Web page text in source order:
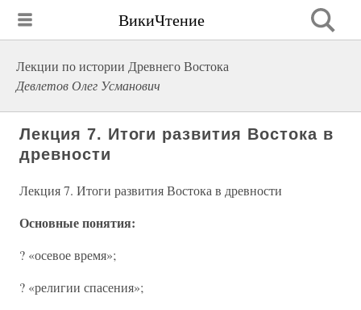
ВикиЧтение
Лекции по истории Древнего Востока
Девлетов Олег Усманович
Лекция 7. Итоги развития Востока в
древности
Лекция 7. Итоги развития Востока в древности
Основные понятия:
? «осевое время»;
? «религии спасения»;